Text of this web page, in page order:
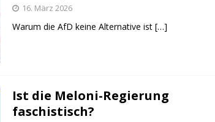
16. März 2026
Warum die AfD keine Alternative ist […]
Ist die Meloni-Regierung
faschistisch?